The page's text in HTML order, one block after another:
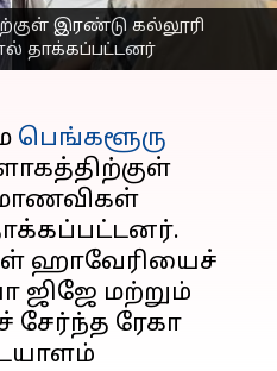
இரண்டு கல்லூரி
தாக்கப்பட்டனர்
Aug 12, 2025 06:47 pm
பெங்களூரு
ஹாவேரியைச்
மற்றும்
ரேகா